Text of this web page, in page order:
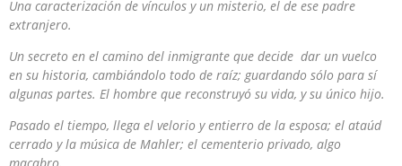
Una caracterización de vínculos y un misterio, el de ese padre
extranjero.
Un secreto en el camino del inmigrante que decide dar un vuelco
en su historia, cambiándolo todo de raíz; guardando sólo para sí
algunas partes. El hombre que reconstruyó su vida, y su único hijo.
Pasado el tiempo, llega el velorio y entierro de la esposa; el ataúd
cerrado y la música de Mahler; el cementerio privado, algo